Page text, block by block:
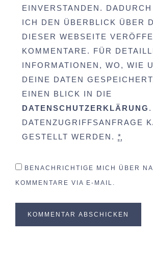
EINVERSTANDEN.
ICH DEN ÜBERBLICK ÜBER
DIESER WEBSEITE
KOMMENTARE. FÜR
INFORMATIONEN, WO, WIE
DEINE DATEN
EINEN BLICK IN DIE
DATENSCHUTZERKLÄRUNG
DATENZUGRIFFSANFRAGE
GESTELLT WERDEN. *
BENACHRICHTIGE MICH ÜBER
KOMMENTARE VIA E-MAIL.